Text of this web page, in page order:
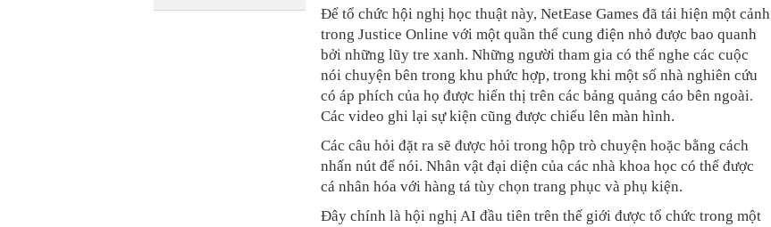
Để tổ chức hội nghị học thuật này, NetEase Games đã tái hiện một cảnh
trong Justice Online với một quần thể cung điện nhỏ được bao quanh
bởi những lũy tre xanh. Những người tham gia có thể nghe các cuộc
nói chuyện bên trong khu phức hợp, trong khi một số nhà nghiên cứu
có áp phích của họ được hiển thị trên các bảng quảng cáo bên ngoài.
Các video ghi lại sự kiện cũng được chiếu lên màn hình.
Các câu hỏi đặt ra sẽ được hỏi trong hộp trò chuyện hoặc bằng cách
nhấn nút để nói. Nhân vật đại diện của các nhà khoa học có thể được
cá nhân hóa với hàng tá tùy chọn trang phục và phụ kiện.
Đây chính là hội nghị AI đầu tiên trên thế giới được tổ chức trong một